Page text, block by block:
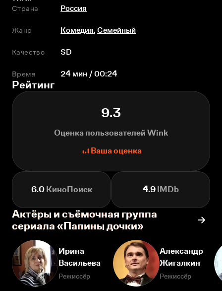
Страна
Россия
Жанр Комедия,Семейный
Качество SD
Время 24 мин / 00:24
Рейтинг
9.3
Оценка пользователей Wink
Ваша оценка
6.0КиноПоиск 4.9IMDb
Актёры и съёмочная группа
сериала «Папины дочки»
Ирина
Васильева
Режиссёр
Александр
Жигалкин
Режиссёр